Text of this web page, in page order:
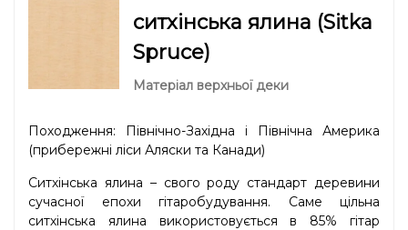
ситхінська ялина (Sitka
Spruce)
Матеріал верхньої деки
Походження: Північно-Західна і Північна Америка
(прибережні ліси Аляски та Канади)
Ситхінська ялина – свого роду стандарт деревини
сучасної епохи гітаробудування. Саме цільна
ситхінська ялина використовується в 85% гітар